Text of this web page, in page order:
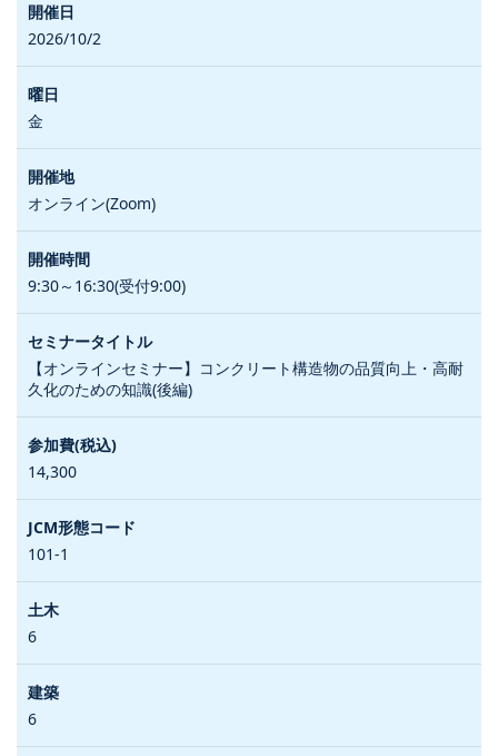
2026/10/2
金
オンライン(Zoom)
9:30～16:30(受付9:00)
【オンラインセミナー】コンクリート構造物の品質向上・高耐
久化のための知識(後編)
14,300
101-1
6
6